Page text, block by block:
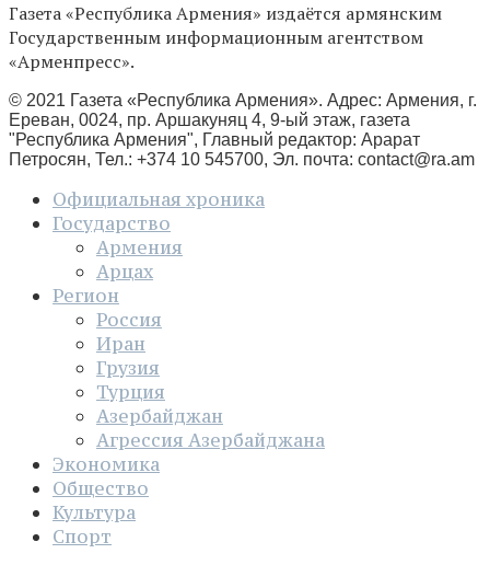
Газета «Республика Армения» издаётся армянским
Государственным информационным агентством
«Арменпресс».
© 2021 Газета «Республика Армения». Адрес: Армения, г.
Ереван, 0024, пр. Аршакуняц 4, 9-ый этаж, газета
"Республика Армения", Главный редактор: Арарат
Петросян, Тел.: +374 10 545700, Эл. почта: contact@ra.am
Официальная хроника
Государство
Армения
Арцах
Регион
Россия
Иран
Грузия
Турция
Азербайджан
Агрессия Азербайджана
Экономика
Общество
Культура
Спорт